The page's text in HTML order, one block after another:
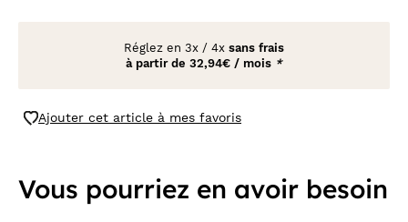
Réglez en 3x / 4x sans frais
à partir de 32,94€ / mois *
Ajouter cet article à mes favoris
Vous pourriez en avoir besoin